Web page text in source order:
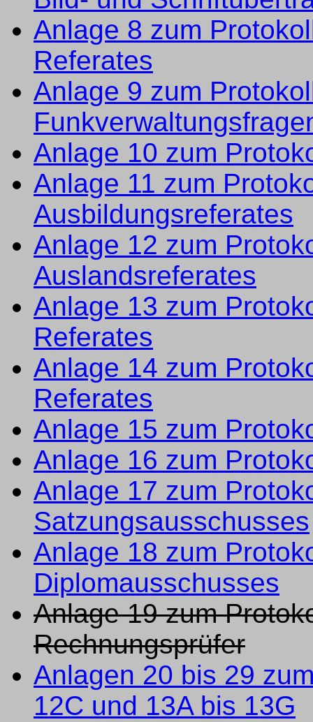
Anlage 8 zum
Referates
Anlage 9 zum
Anlage 10 zum
Anlage 11 zum
Ausbildungsreferates
Anlage 12 zum
Auslandsreferates
Anlage 13 zum
Referates
Anlage 14 zum
Referates
Anlage 15 zum
Anlage 16 zum
Anlage 17 zum
Satzungsausschusses
Anlage 18 zum
Diplomausschusses
Anlage 19 zum
Rechnungsprüfer
Anlagen 20 bis 29
12C und 13A bis 13G